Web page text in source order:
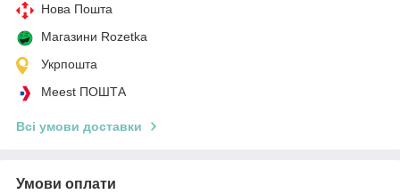
Нова Пошта
Магазини Rozetka
Укрпошта
Meest ПОШТА
Всі умови доставки
Умови оплати